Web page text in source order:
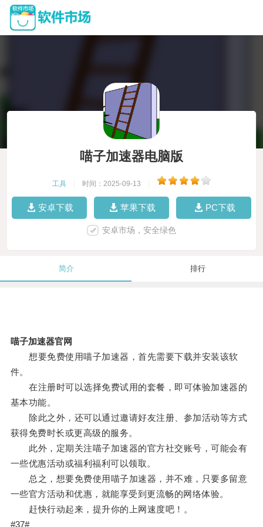
喵子加速器电脑版
工具 时间：2025-09-13
安卓下载 苹果下载 PC下载
安卓市场，安全绿色
简介 排行
喵子加速器官网
想要免费使用喵子加速器，首先需要下载并安装该软
件。
在注册时可以选择免费试用的套餐，即可体验加速器的
基本功能。
除此之外，还可以通过邀请好友注册、参加活动等方式
获得免费时长或更高级的服务。
此外，定期关注喵子加速器的官方社交账号，可能会有
一些优惠活动或福利福利可以领取。
总之，想要免费使用喵子加速器，并不难，只要多留意
一些官方活动和优惠，就能享受到更流畅的网络体验。
赶快行动起来，提升你的上网速度吧！。
#37#